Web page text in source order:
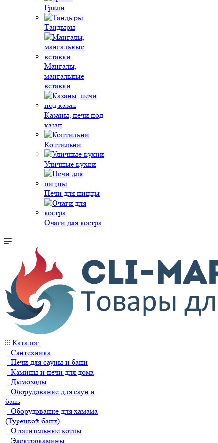
Грили
Тандыры
Мангалы,
мангальные
вставки
Казаны, печи под
казан
Коптильни
Уличные кухни
Печи для пиццы
Очаги для костра
Каталог
Сантехника
Печи для сауны и бани
Камины и печи для дома
Дымоходы
Оборудование для саун и
бань
Оборудование для хамама
(Турецкой бани)
Отопительные котлы
Электрокамины